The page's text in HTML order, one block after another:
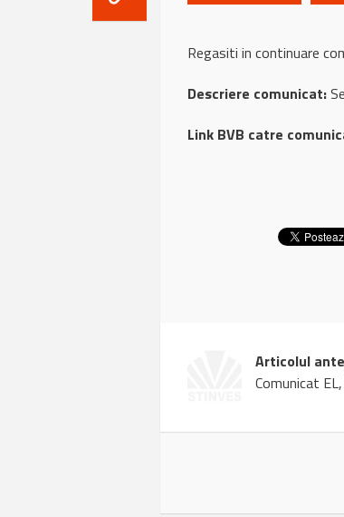
Regasiti in continuare
Descriere comunicat:
Link BVB catre
Articolul
Comunicat